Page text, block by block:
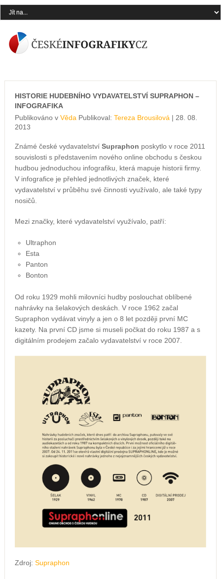
HISTORIE HUDEBNÍHO VYDAVATELSTVÍ SUPRAPHON –
INFOGRAFIKA
Publikováno v Věda Publikoval: Tereza Brousilová | 28. 08.
2013
Známé české vydavatelství Supraphon poskytlo v roce 2011
souvislosti s představením nového online obchodu s českou
hudbou jednoduchou infografiku, která mapuje historii firmy.
V infografice je přehled jednotlivých značek, které
vydavatelství v průběhu své činnosti využívalo, ale také typy
nosičů.
Mezi značky, které vydavatelství využívalo, patří:
Ultraphon
Esta
Panton
Bonton
Od roku 1929 mohli milovníci hudby poslouchat oblíbené
nahrávky na šelakových deskách. V roce 1962 začal
Supraphon vydávat vinyly a jen o 8 let později první MC
kazety. Na první CD jsme si museli počkat do roku 1987 a s
digitálním prodejem začalo vydavatelství v roce 2007.
Zdroj: Supraphon